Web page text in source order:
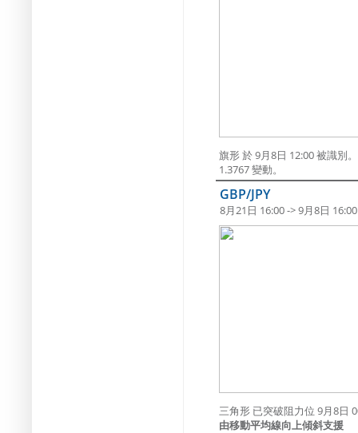
旗形 於 9月8日 12:00 被識別
1.3767 變動。
GBP/JPY
8月21日 16:00 -> 9月8日 16:00
三角形 已突破阻力位 9月8日
由移動平均線向上傾斜支援